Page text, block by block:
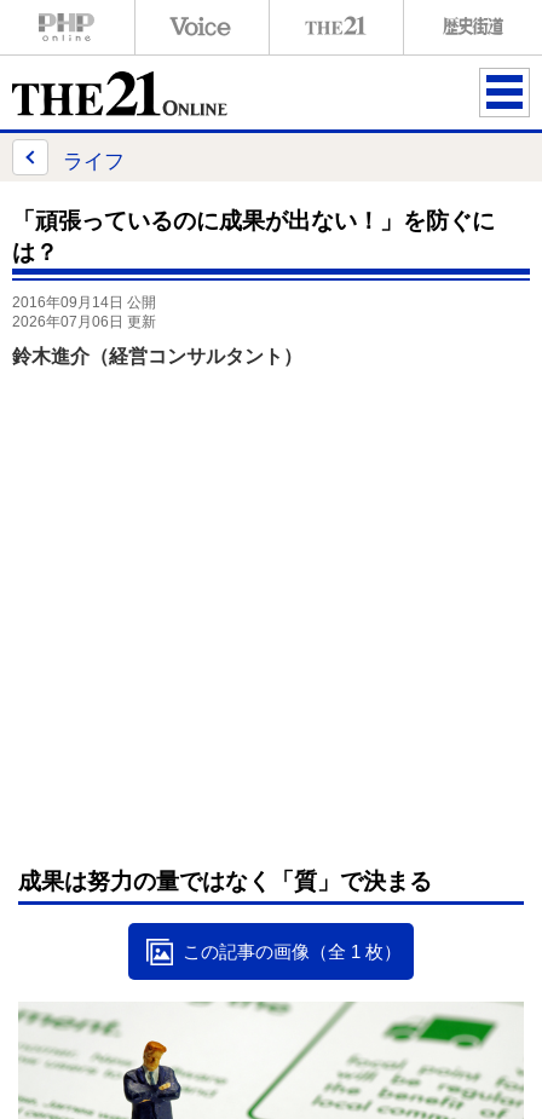
ME
ライフ
「頑張っているのに成果が出ない！」を防ぐに
は？
2016年09月14日 公開
2026年07月06日 更新
鈴木進介（経営コンサルタント）
成果は努力の量ではなく「質」で決まる
この記事の画像（全 1 枚）